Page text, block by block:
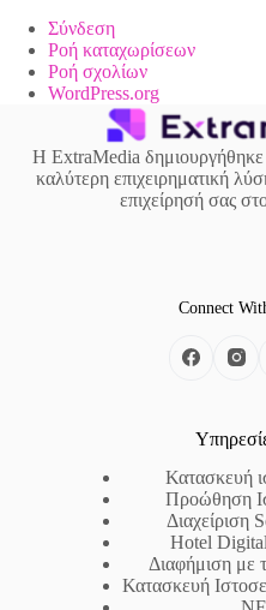
Σύνδεση
Ροή καταχωρίσεων
Ροή σχολίων
WordPress.org
Η ExtraMedia δημιουργήθηκε
καλύτερη επιχειρηματική
επιχείρησή σας
Connect
Κατασκευή
Προώθηση
Διαχείριση
Hotel
Διαφήμιση με
Κατασκευή